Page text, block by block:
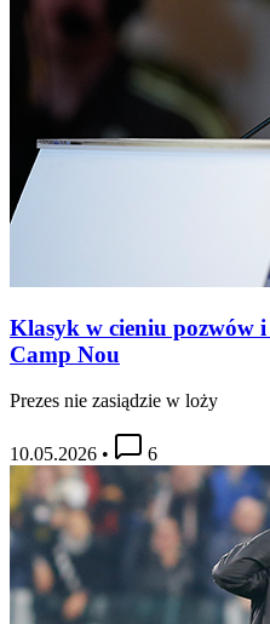
Klasyk w cieniu pozwów
Camp Nou
Prezes nie zasiądzie w loży
10.05.2026 • 6